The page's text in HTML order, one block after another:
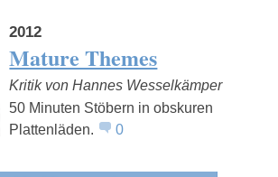
2012
Mature Themes
Kritik von Hannes Wesselkämper
50 Minuten Stöbern in obskuren
Plattenläden.
0